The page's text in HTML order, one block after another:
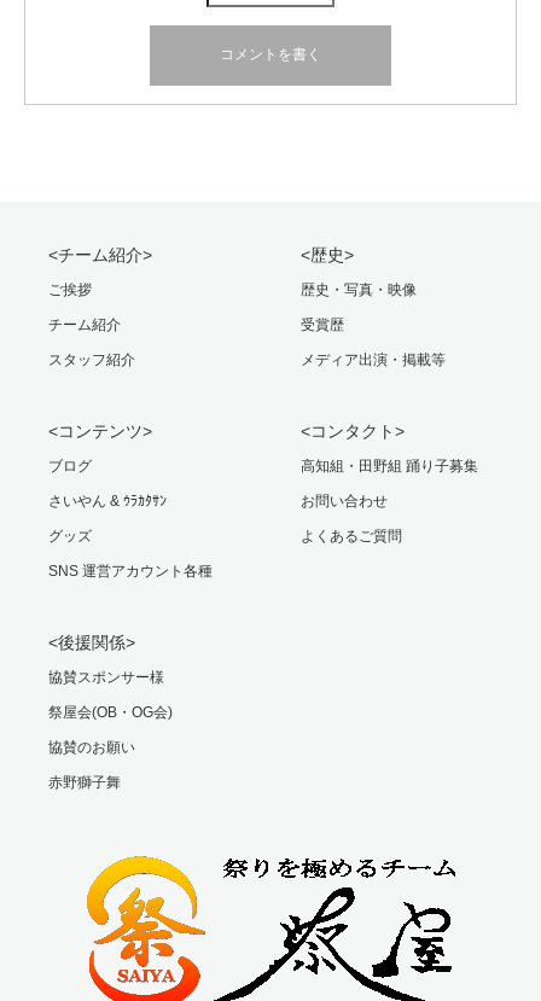
<チーム紹介>
ご挨拶
チーム紹介
スタッフ紹介
<歴史>
歴史・写真・映像
受賞歴
メディア出演・掲載等
<コンテンツ>
ブログ
さいやん & ｳﾗｶﾀｻﾝ
グッズ
SNS 運営アカウント各種
<コンタクト>
高知組・田野組 踊り子募集
お問い合わせ
よくあるご質問
<後援関係>
協賛スポンサー様
祭屋会(OB・OG会)
協賛のお願い
赤野獅子舞